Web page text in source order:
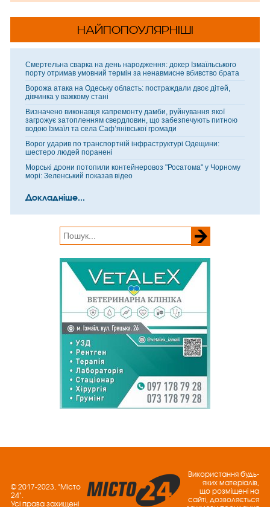
НАЙПОПОУЛЯРНІШІ
Смертельна сварка на день народження: докер Ізмаїльського
порту отримав умовний термін за ненавмисне вбивство брата
Ворожа атака на Одеську область: постраждали двоє дітей,
дівчинка у важкому стані
Визначено виконавця капремонту дамби, руйнування якої
загрожує затопленням свердловин, що забезпечують питною
водою Ізмаїл та села Саф’янівської громади
Ворог ударив по транспортній інфраструктурі Одещини:
шестеро людей поранені
Морські дрони потопили контейнеровоз "Росатома" у Чорному
морі: Зеленський показав відео
Докладніше...
© 2017-2023, "Місто
24".
Усі права захищені
Використання будь-
яких матеріалів,
що розміщені на
сайті, дозволяється